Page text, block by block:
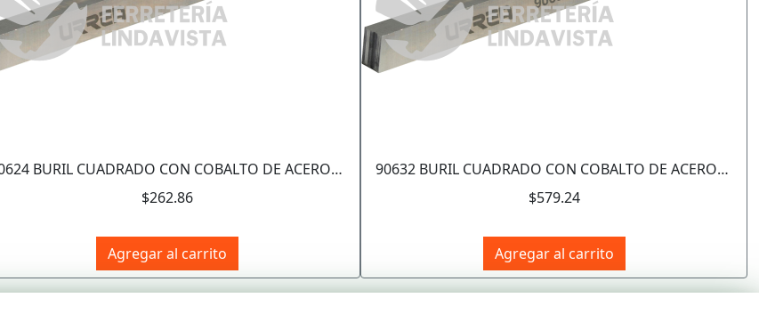
90624 BURIL CUADRADO CON COBALTO DE ACERO DE ALTA VELOCIDAD 3/8" X 3" URREA
$262.86
Agregar al carrito
90632 BURIL CUADRADO CON COBALTO DE ACERO DE ALTA VELOCIDAD 1/2" X 4" URREA
$579.24
Agregar al carrito